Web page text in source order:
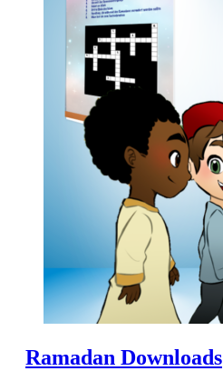
Ramadan Downloads